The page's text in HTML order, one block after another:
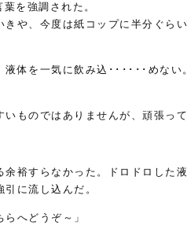
を強調された。
きや、今度は紙コップに半分ぐら
液体を一気に飲み込･･････めない
ものではありませんが、頑張っ
余裕すらなかった。ドロドロした
に流し込んだ。
へどうぞ～」